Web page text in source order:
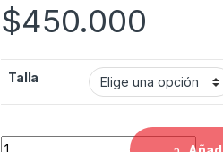
$450.000
Talla
Casco Spartan Panther Sv Gale